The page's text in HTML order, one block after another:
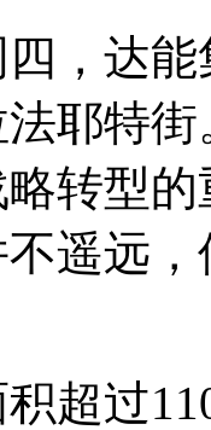
达能
耶特
转型
遥远
过